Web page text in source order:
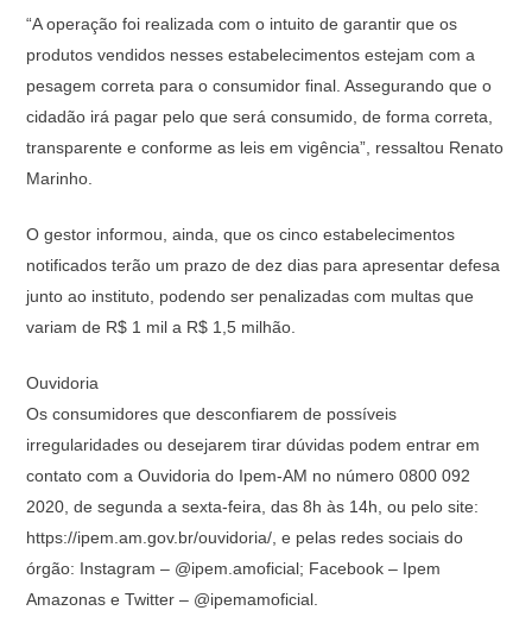
“A operação foi realizada com o intuito de garantir que os
produtos vendidos nesses estabelecimentos estejam com a
pesagem correta para o consumidor final. Assegurando que o
cidadão irá pagar pelo que será consumido, de forma correta,
transparente e conforme as leis em vigência”, ressaltou Renato
Marinho.
O gestor informou, ainda, que os cinco estabelecimentos
notificados terão um prazo de dez dias para apresentar defesa
junto ao instituto, podendo ser penalizadas com multas que
variam de R$ 1 mil a R$ 1,5 milhão.
Ouvidoria
Os consumidores que desconfiarem de possíveis
irregularidades ou desejarem tirar dúvidas podem entrar em
contato com a Ouvidoria do Ipem-AM no número 0800 092
2020, de segunda a sexta-feira, das 8h às 14h, ou pelo site:
https://ipem.am.gov.br/ouvidoria/, e pelas redes sociais do
órgão: Instagram – @ipem.amoficial; Facebook – Ipem
Amazonas e Twitter – @ipemamoficial.